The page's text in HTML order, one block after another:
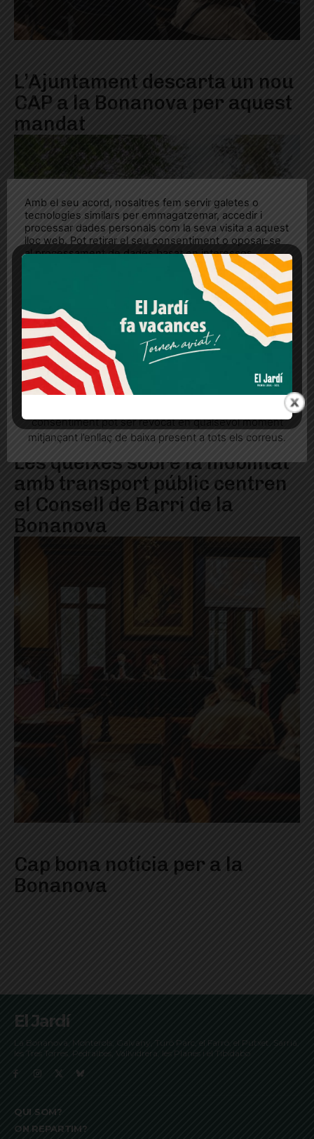
L’Ajuntament descarta un nou
CAP a la Bonanova per aquest
mandat
Les queixes sobre la mobilitat
amb transport públic centren
el Consell de Barri de la
Bonanova
Cap bona notícia per a la
Bonanova
El Jardí
La Bonanova, Monterols, Galvany, Turó Parc, el Farró, el Putxet, Sarrià,
les Tres Torres, Pedralbes, Vallvidrera, les Planes i el Tibidabo
QUI SOM?
ON REPARTIM?
Amb el seu acord, nosaltres fem servir galetes o
tecnologies similars per emmagatzemar, accedir i
processar dades personals com la seva visita a aquest
lloc web. Pot retirar el seu consentiment o oposar-se
al processament de dades basat en interessos
legítims en qualsevol moment fent clic a "Ajustos de
cookies" o a la nostra Política de privacitat en aquest
lloc web. Si cliques "acceptar" dones el teu
Més informació Acceptar Rebutjar tot
Quan l’usuari crea un compte al Diari el Jardí, dona el
seu consentiment explícit per rebre comunicacions
consentiment pot ser revocat en qualsevol moment
mitjançant l’enllaç de baixa present a tots els correus.